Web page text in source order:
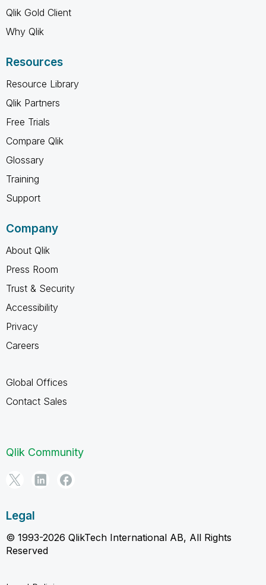
Qlik Gold Client
Why Qlik
Resources
Resource Library
Qlik Partners
Free Trials
Compare Qlik
Glossary
Training
Support
Company
About Qlik
Press Room
Trust & Security
Accessibility
Privacy
Careers
Global Offices
Contact Sales
Qlik Community
Legal
© 1993-2026 QlikTech International AB, All Rights
Reserved